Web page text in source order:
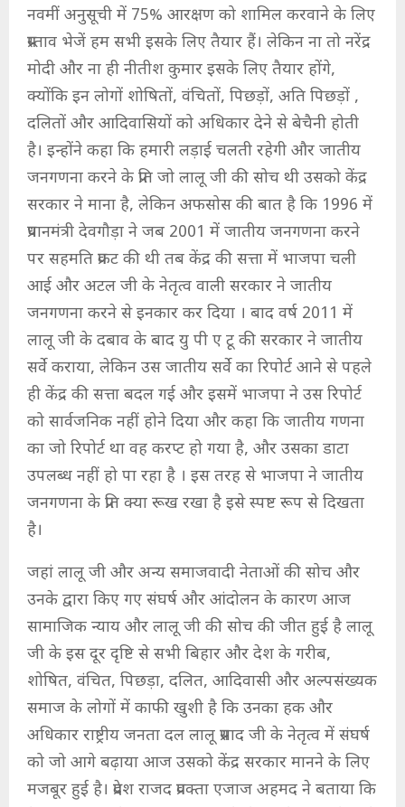
नवमीं अनुसूची में 75% आरक्षण को शामिल करवाने के लिए
प्रस्ताव भेजें हम सभी इसके लिए तैयार हैं। लेकिन ना तो नरेंद्र
मोदी और ना ही नीतीश कुमार इसके लिए तैयार होंगे,
क्योंकि इन लोगों शोषितों, वंचितों, पिछड़ों, अति पिछड़ों ,
दलितों और आदिवासियों को अधिकार देने से बेचैनी होती
है। इन्होंने कहा कि हमारी लड़ाई चलती रहेगी और जातीय
जनगणना करने के प्रति जो लालू जी की सोच थी उसको केंद्र
सरकार ने माना है, लेकिन अफसोस की बात है कि 1996 में
प्रधानमंत्री देवगौड़ा ने जब 2001 में जातीय जनगणना करने
पर सहमति प्रकट की थी तब केंद्र की सत्ता में भाजपा चली
आई और अटल जी के नेतृत्व वाली सरकार ने जातीय
जनगणना करने से इनकार कर दिया । बाद वर्ष 2011 में
लालू जी के दबाव के बाद यु पी ए टू की सरकार ने जातीय
सर्वे कराया, लेकिन उस जातीय सर्वे का रिपोर्ट आने से पहले
ही केंद्र की सत्ता बदल गई और इसमें भाजपा ने उस रिपोर्ट
को सार्वजनिक नहीं होने दिया और कहा कि जातीय गणना
का जो रिपोर्ट था वह करप्ट हो गया है, और उसका डाटा
उपलब्ध नहीं हो पा रहा है । इस तरह से भाजपा ने जातीय
जनगणना के प्रति क्या रूख रखा है इसे स्पष्ट रूप से दिखता
है।
जहां लालू जी और अन्य समाजवादी नेताओं की सोच और
उनके द्वारा किए गए संघर्ष और आंदोलन के कारण आज
सामाजिक न्याय और लालू जी की सोच की जीत हुई है लालू
जी के इस दूर दृष्टि से सभी बिहार और देश के गरीब,
शोषित, वंचित, पिछड़ा, दलित, आदिवासी और अल्पसंख्यक
समाज के लोगों में काफी खुशी है कि उनका हक और
अधिकार राष्ट्रीय जनता दल लालू प्रसाद जी के नेतृत्व में संघर्ष
को जो आगे बढ़ाया आज उसको केंद्र सरकार मानने के लिए
मजबूर हुई है। प्रदेश राजद प्रवक्ता एजाज अहमद ने बताया कि